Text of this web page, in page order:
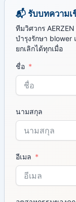
📬 รับบทความเ
ทีมวิศวกร
บำรุงรักษา
ยกเลิกได้ทุกเมื่อ
ชื่อ
นามสกุล
อีเมล